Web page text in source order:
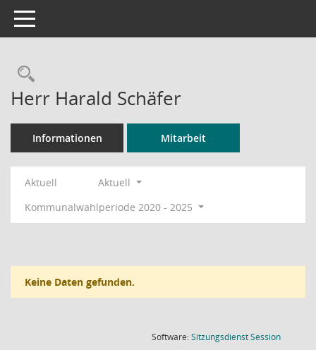
Toggle navigation
Rechercheauswahl
Herr Harald Schäfer
Informationen Mitarbeit
Aktuell
Aktuell
Kommunalwahlperiode 2020 - 2025
Keine Daten gefunden.
Software:SitzungsdienstSession(Wird in